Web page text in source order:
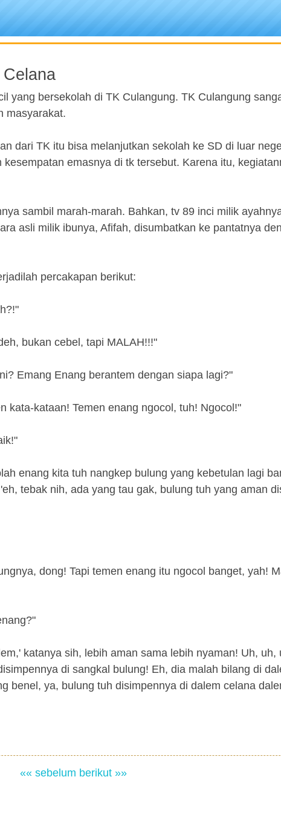
yang bersekolah di TK Culangung. TK Culangung
masyarakat.
dari TK itu bisa melanjutkan sekolah ke SD di luar
emasnya di tk tersebut. Karena itu,
sambil marah-marah. Bahkan, tv 89 inci milik
asli milik ibunya, Afifah, disumbatkan ke pantatnya
percakapan berikut:
bukan cebel, tapi MALAH!!!"
Emang Enang berantem dengan siapa lagi?"
kata-kataan! Temen enang ngocol, tuh! Ngocol!"
enang kita tuh nangkep bulung yang kebetulan lagi
tebak nih, ada yang tau gak, bulung tuh yang aman
dong! Tapi temen enang itu ngocol banget, yah!
katanya sih, lebih aman sama lebih nyaman! Uh, uh,
di sangkal bulung! Eh, dia malah bilang di
benel, ya, bulung tuh disimpennya di dalem celana
«« sebelum berikut »»